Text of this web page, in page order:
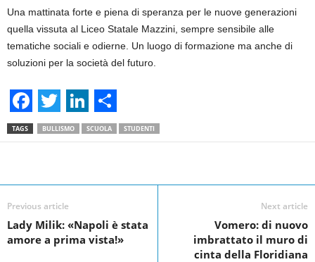
Una mattinata forte e piena di speranza per le nuove generazioni
quella vissuta al Liceo Statale Mazzini, sempre sensibile alle
tematiche sociali e odierne. Un luogo di formazione ma anche di
soluzioni per la società del futuro.
F
a
e
b
o
T
w
t
t
e
L
i
k
e
d
S
h
r
TAGS BULLISMO SCUOLA STUDENTI
Previous article
Lady Milik: «Napoli è stata
amore a prima vista!»
Next article
Vomero: di nuovo
imbrattato il muro di
cinta della Floridiana